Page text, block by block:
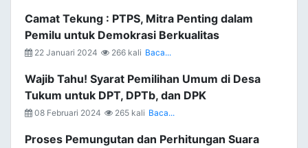
Camat Tekung : PTPS, Mitra Penting dalam
Pemilu untuk Demokrasi Berkualitas
22 Januari 2024 266 kali Baca...
Wajib Tahu! Syarat Pemilihan Umum di Desa
Tukum untuk DPT, DPTb, dan DPK
08 Februari 2024 265 kali Baca...
Proses Pemungutan dan Perhitungan Suara